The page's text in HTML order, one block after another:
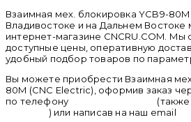
Взаимная мех. блокировка YCB9-
Владивостоке и на Дальнем Востоке
интернет-магазине CNCRU.COM.
доступные цены, оперативную
удобный подбор товаров по
Вы можете приобрести Взаимная
80M (CNC Electric), оформив заказ
по телефону
) или написав на наш email